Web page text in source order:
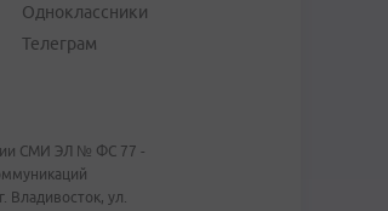
Одноклассники
Телеграм
СМИ ЭЛ № ФС 77 -
ул.